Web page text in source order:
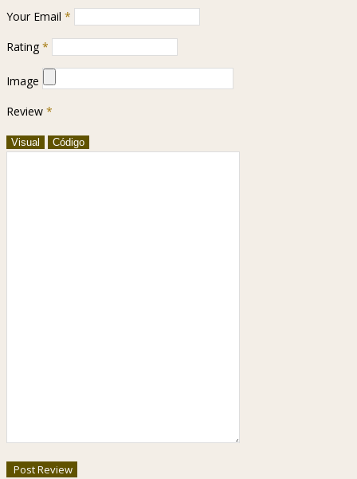
Your Email *
Rating *
Image
Review *
Visual Código